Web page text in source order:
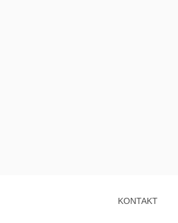
KONTAKT